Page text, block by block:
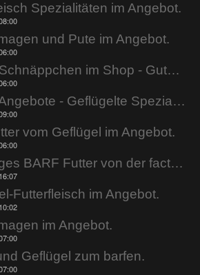
Spezialitäten im Angebot.
und Pute im Angebot.
BARF Schnäppchen im Shop - Gutscheine jetzt einlösen.
BARF Angebote - Geflügelte Spezialitäten.
vom Geflügel im Angebot.
Günstiges BARF Futter von der factory.
Futterfleisch im Angebot.
im Angebot.
Geflügel zum barfen.